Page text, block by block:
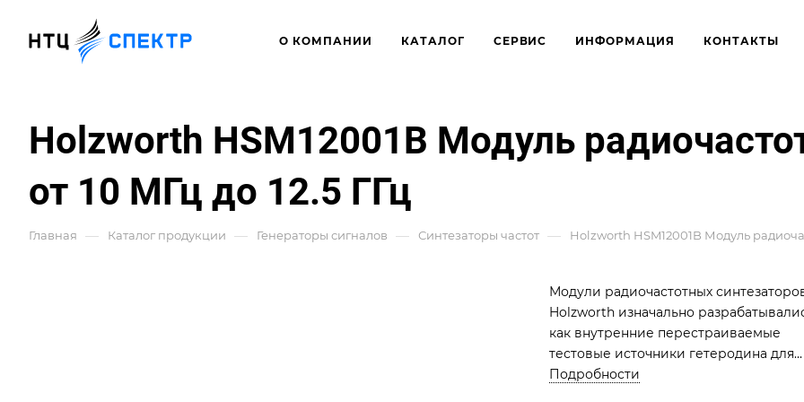
О КОМПАНИИ КАТАЛОГ СЕРВИС ИНФОРМАЦИЯ КОНТАКТЫ
Holzworth HSM12001B Модуль
от 10 МГц до 12.5 ГГц
Главная — Каталог продукции — Генераторы сигналов — Синтезаторы частот — Holzworth HSM12001B Модуль
Модули радиочастотных
Holzworth изначально
как внутренние перестраиваемые
тестовые источники гетеродина для
анализаторов фазового шума
Подробности